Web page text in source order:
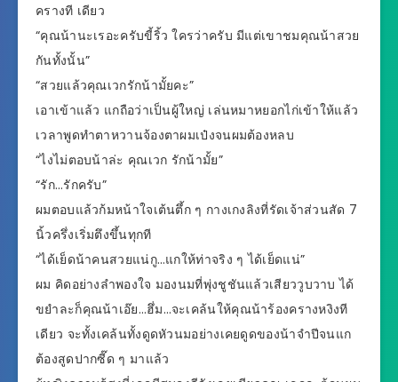
ครางที เดียว
“คุณน้านะเรอะครับขี้ริ้ว ใครว่าครับ มีแต่เขาชมคุณน้าสวย
กันทั้งนั้น”
“สวยแล้วคุณเวกรักน้ามั้ยคะ”
เอาเข้าแล้ว แกถือว่าเป็นผู้ใหญ่ เล่นหมาหยอกไก่เข้าให้แล้ว
เวลาพูดทำตาหวานจ้องตาผมเป๋งจนผมต้องหลบ
“ไงไม่ตอบน้าล่ะ คุณเวก รักน้ามั้ย”
“รัก…รักครับ”
ผมตอบแล้วก้มหน้าใจเต้นตึ้ก ๆ กางเกงลิงที่รัดเจ้าส่วนสัด 7
นิ้วครึ่งเริ่มตึงขึ้นทุกที
“ได้เย็ดน้าคนสวยแน่กู…แกให้ท่าจริง ๆ ได้เย็ดแน่”
ผม คิดอย่างลำพองใจ มองนมที่พุ่งชูชันแล้วเสียววูบวาบ ได้
ขยำละก็คุณน้าเอ๊ย…ฮึ่ม…จะเคล้นให้คุณน้าร้องครางหงิงที
เดียว จะทั้งเคล้นทั้งดูดหัวนมอย่างเคยดูดของน้าจำปีจนแก
ต้องสูดปากซี๊ด ๆ มาแล้ว